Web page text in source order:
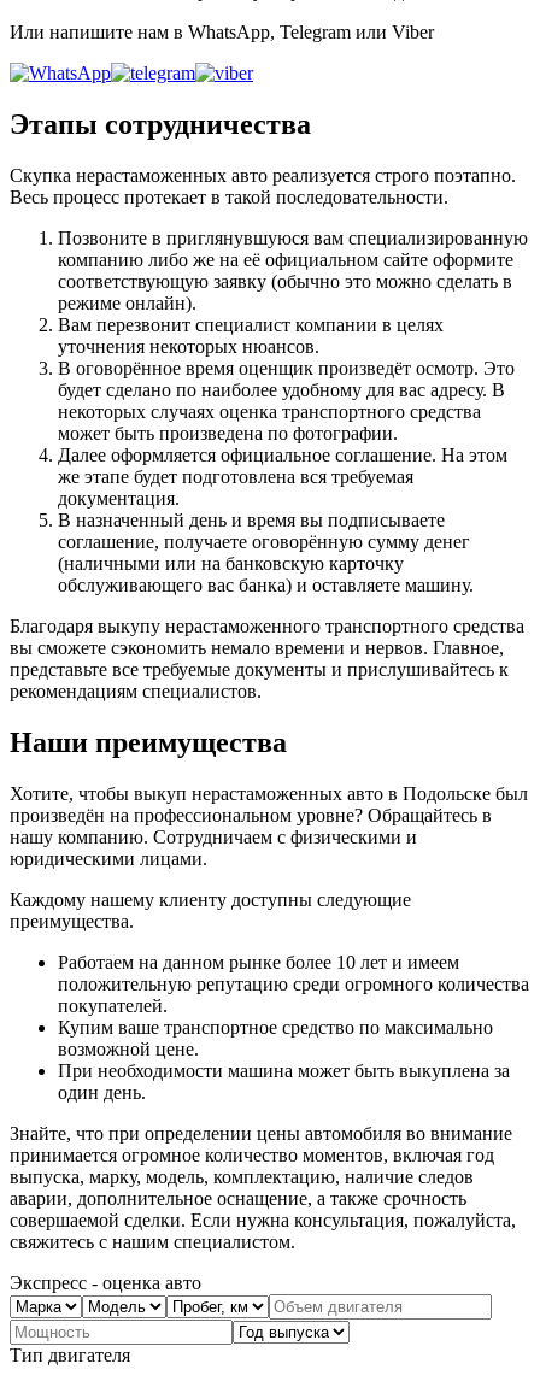
Или напишите нам в WhatsApp, Telegram или Viber
Этапы сотрудничества
Скупка нерастаможенных авто реализуется строго поэтапно.
Весь процесс протекает в такой последовательности.
Позвоните в приглянувшуюся вам специализированную
компанию либо же на её официальном сайте оформите
соответствующую заявку (обычно это можно сделать в
режиме онлайн).
Вам перезвонит специалист компании в целях
уточнения некоторых нюансов.
В оговорённое время оценщик произведёт осмотр. Это
будет сделано по наиболее удобному для вас адресу. В
некоторых случаях оценка транспортного средства
может быть произведена по фотографии.
Далее оформляется официальное соглашение. На этом
же этапе будет подготовлена вся требуемая
документация.
В назначенный день и время вы подписываете
соглашение, получаете оговорённую сумму денег
(наличными или на банковскую карточку
обслуживающего вас банка) и оставляете машину.
Благодаря выкупу нерастаможенного транспортного средства
вы сможете сэкономить немало времени и нервов. Главное,
представьте все требуемые документы и прислушивайтесь к
рекомендациям специалистов.
Наши преимущества
Хотите, чтобы выкуп нерастаможенных авто в Подольске был
произведён на профессиональном уровне? Обращайтесь в
нашу компанию. Сотрудничаем с физическими и
юридическими лицами.
Каждому нашему клиенту доступны следующие
преимущества.
Работаем на данном рынке более 10 лет и имеем
положительную репутацию среди огромного количества
покупателей.
Купим ваше транспортное средство по максимально
возможной цене.
При необходимости машина может быть выкуплена за
один день.
Знайте, что при определении цены автомобиля во внимание
принимается огромное количество моментов, включая год
выпуска, марку, модель, комплектацию, наличие следов
аварии, дополнительное оснащение, а также срочность
совершаемой сделки. Если нужна консультация, пожалуйста,
свяжитесь с нашим специалистом.
Экспресс - оценка авто
Тип двигателя